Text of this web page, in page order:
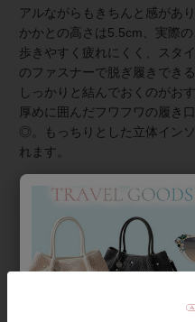
アルながらもきちんと感があ
かかとの高さは5.5cm、実際
歩きやすく疲れにくく、スタ
のファスナーで脱ぎ履きでき
しっかりと結んでおくのがおす
厚めに囲んだフワフワの履き
◎。もっちりとした立体イン
れます。
【外箱について】
入荷時の外箱を、アビステの
す。入荷時の外箱は汚れや傷
くまで緩衝材としてご理解を
商品は検品済みであり、外箱
また、外箱がご不要の場合は